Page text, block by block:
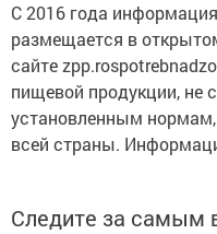
С 2016 года
размещается в
сайте
пищевой продукции, не
установленным
всей страны.
Следите за самым